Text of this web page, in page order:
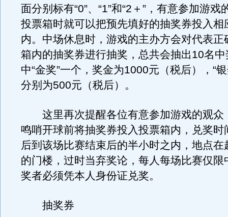
面分别标有“0”、“1”和“2＋”，有意参加游戏
投票箱时就可以把预先填好的抽奖券投入相
内。中场休息时，游戏的主办方会对代表正
箱内的抽奖券进行抽奖，总共会抽出10名
中“金奖”一个，奖金为1000元（税后），“
分别为500元（税后）。
这里再次提醒各位有意参加游戏的观众
鸣哨开球前将抽奖券投入投票箱内，兑奖时
后到该场比赛结束后的半小时之内，地点在
的门楼，过时当弃奖论，每人每场比赛仅限
奖者必须凭本人身份证兑奖。
抽奖券